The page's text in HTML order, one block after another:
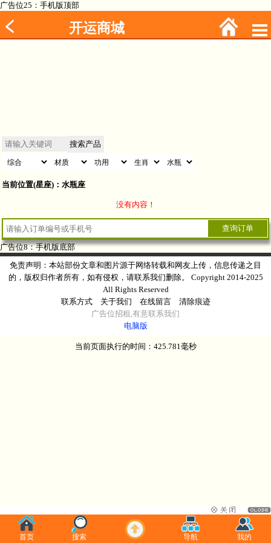
广告位25：手机版顶部
开运商城
当前位置(星座)：水瓶座
没有内容！
广告位8：手机版底部
免责声明：本站部份文章和图片源于网络转载和网友上传，信息传递之目
的，版权归作者所有，如有侵权，请联系我们删除。 Copyright 2014-2025
All Rights Reserved
联系方式
关于我们 在线留言
清除痕迹
广告位招租 ,有意联系我们
电脑版
首页 搜索 导航 我的
当前页面执行的时间：425.781毫秒